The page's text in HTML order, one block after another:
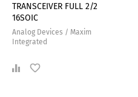
TRANSCEIVER FULL 2/2
16SOIC
Analog Devices / Maxim
Integrated